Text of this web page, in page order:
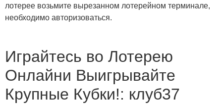
лотерее возьмите вырезанном лотерейном терминале,
необходимо авторизоваться.
Играйтесь во Лотерею
Онлайни Выигрывайте
Крупные Кубки!: клуб37